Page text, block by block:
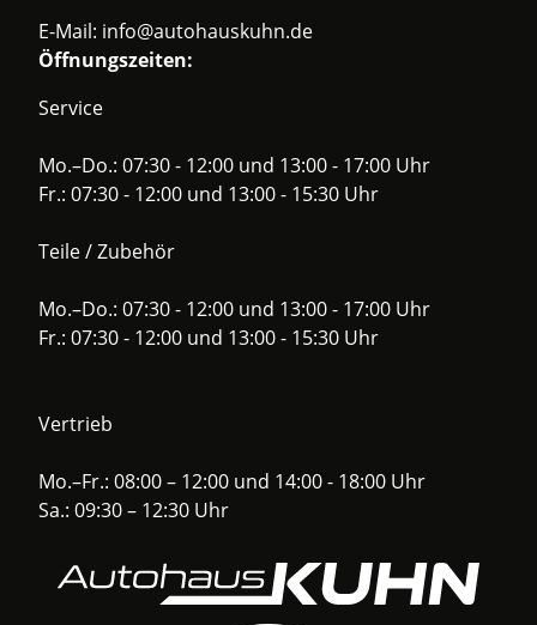
E-Mail: info@autohauskuhn.de
Öffnungszeiten:
Service
Mo.–Do.: 07:30 - 12:00 und 13:00 - 17:00 Uhr
Fr.: 07:30 - 12:00 und 13:00 - 15:30 Uhr
Teile / Zubehör
Mo.–Do.: 07:30 - 12:00 und 13:00 - 17:00 Uhr
Fr.: 07:30 - 12:00 und 13:00 - 15:30 Uhr
Vertrieb
Mo.–Fr.: 08:00 – 12:00 und 14:00 - 18:00 Uhr
Sa.: 09:30 – 12:30 Uhr